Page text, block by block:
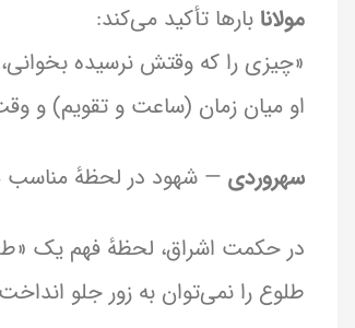
مولانا بارها تأکید می‌کند:
«چیزی را که وقتش نرسیده
او میان زمان (ساعت و تقویم) و
سهروردی — شهود در لحظهٔ
در حکمت اشراق، لحظهٔ فهم یک
طلوع را نمی‌توان به زور جلو